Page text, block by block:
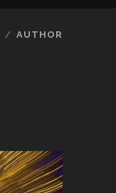
AUTHOR